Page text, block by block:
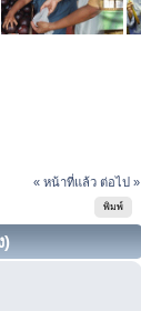
« หน้าที่แล้ว ต่อไป »
พิมพ์
)